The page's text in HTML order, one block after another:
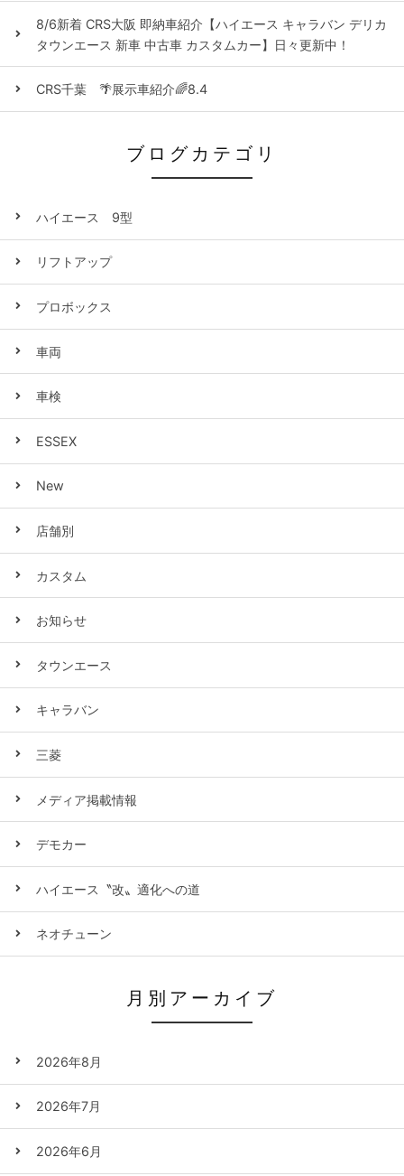
8/6新着 CRS大阪 即納車紹介【ハイエース キャラバン デリカ
タウンエース 新車 中古車 カスタムカー】日々更新中！
CRS千葉 🌴展示車紹介🌈8.4
ブログカテゴリ
ハイエース 9型
リフトアップ
プロボックス
車両
車検
ESSEX
New
店舗別
カスタム
お知らせ
タウンエース
キャラバン
三菱
メディア掲載情報
デモカー
ハイエース〝改〟適化への道
ネオチューン
月別アーカイブ
2026年8月
2026年7月
2026年6月